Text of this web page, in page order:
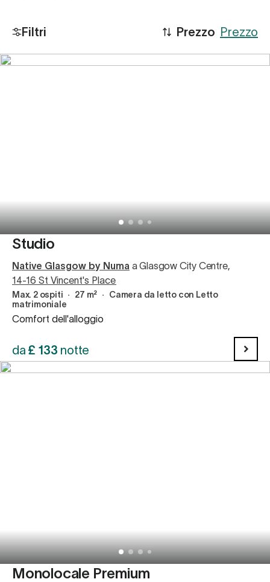
Filtri Prezzo Prezzo
Studio
Native Glasgow by Numa a Glasgow City Centre,
14-16 St Vincent's Place
Max. 2 ospiti ∙ 27 m² ∙
Camera da letto con Letto
matrimoniale
Comfort dell'alloggio
da £ 133 notte
Monolocale Premium